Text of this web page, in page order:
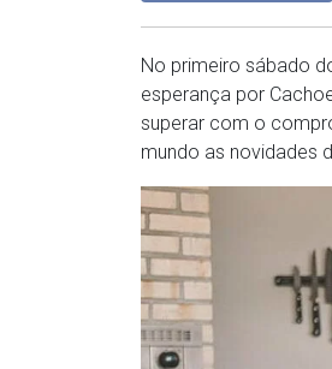
No primeiro sábado
esperança por
superar com o
mundo as novidades